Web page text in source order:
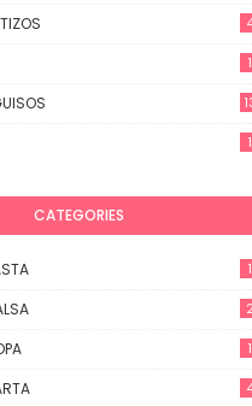
1
1
CATEGORIES
1
2
1